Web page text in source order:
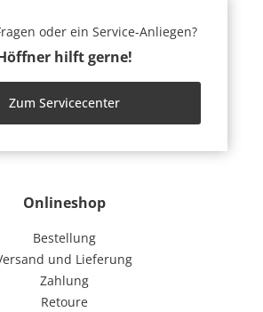
Onlineshop
Bestellung
und Lieferung
Zahlung
Retoure
oder ein Service-Anliegen?
hilft gerne!
Zum Servicecenter